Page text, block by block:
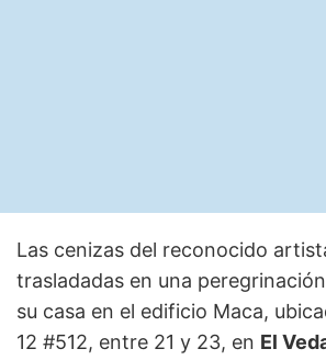
Las cenizas del reconocido
trasladadas en una
su casa en el edificio Maca,
12 #512, entre 21 y 23, en El